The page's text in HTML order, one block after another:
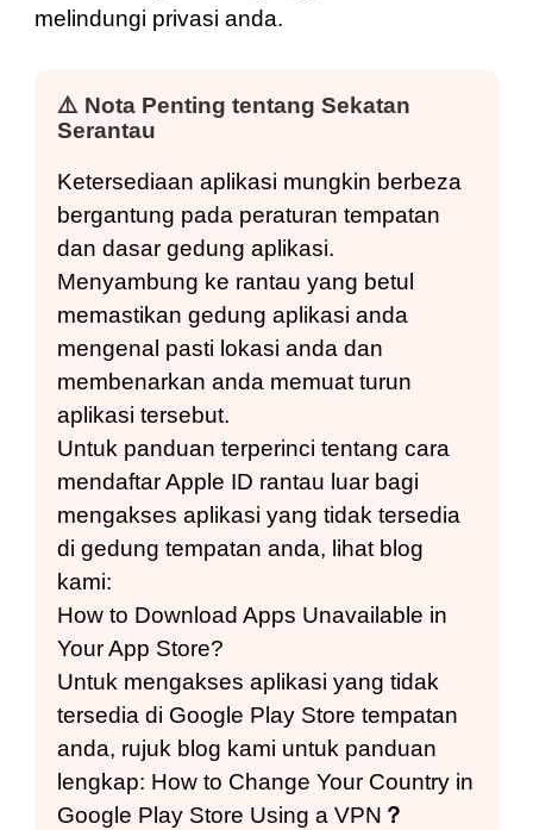
melindungi privasi anda.
⚠️ Nota Penting tentang Sekatan
Serantau
Ketersediaan aplikasi mungkin berbeza
bergantung pada peraturan tempatan
dan dasar gedung aplikasi.
Menyambung ke rantau yang betul
memastikan gedung aplikasi anda
mengenal pasti lokasi anda dan
membenarkan anda memuat turun
aplikasi tersebut.
Untuk panduan terperinci tentang cara
mendaftar Apple ID rantau luar bagi
mengakses aplikasi yang tidak tersedia
di gedung tempatan anda, lihat blog
kami:
How to Download Apps Unavailable in
Your App Store?
Untuk mengakses aplikasi yang tidak
tersedia di Google Play Store tempatan
anda, rujuk blog kami untuk panduan
lengkap: How to Change Your Country in
Google Play Store Using a VPN ？